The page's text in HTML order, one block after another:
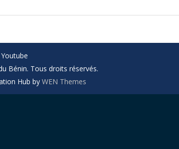
Bénin. Tous droits réservés.
Hub by WEN Themes